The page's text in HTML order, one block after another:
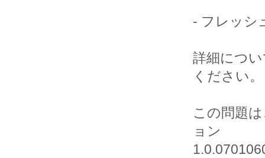
- フレッシ
詳細につ
ください。
この問題
ョン